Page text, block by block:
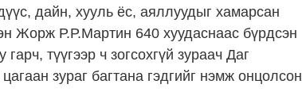
дайн, хууль ёс, аяллуудыг хамарсан
Жорж Р.Р.Мартин 640 хуудаснаас бүрдсэн
түүгээр ч зогсохгүй зураач Даг
зураг багтана гэдгийг нэмж онцолсон